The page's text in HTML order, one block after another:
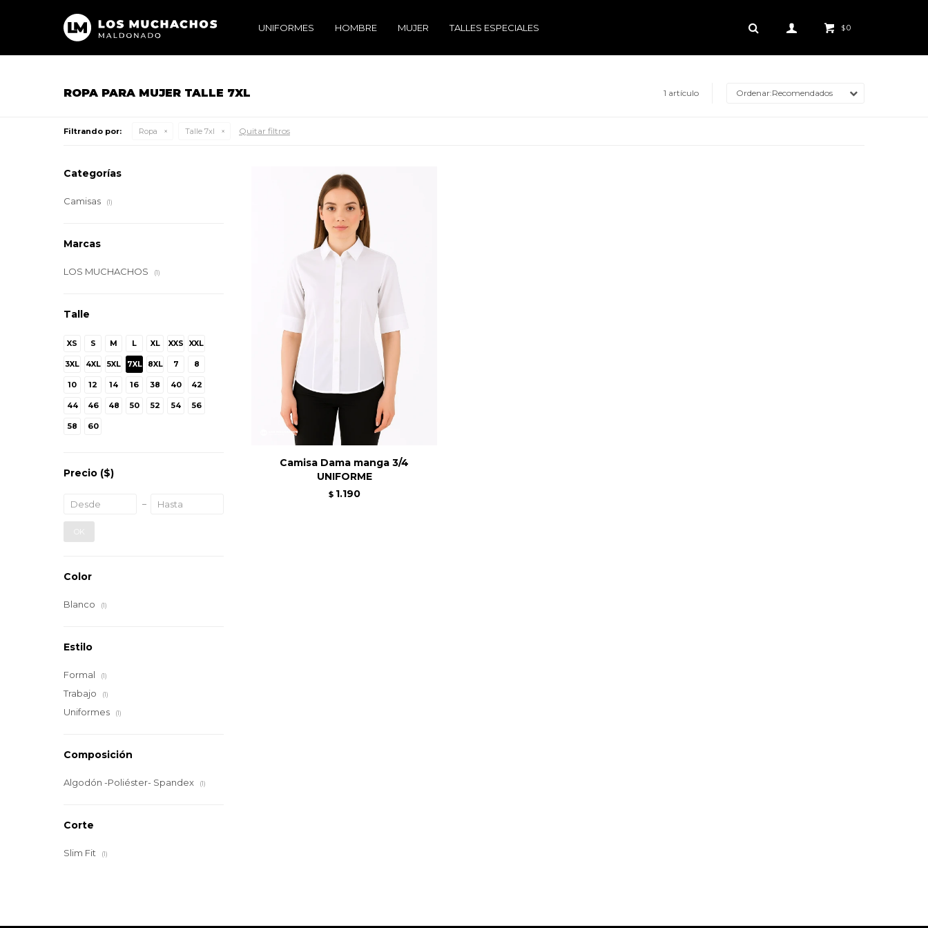
UNIFORMES HOMBRE MUJER TALLES ESPECIALES $0
ROPA PARA MUJER TALLE 7XL 1 artículo Recomendados
Filtrando por: Ropa Talle 7xl Quitar filtros
Camisa Dama manga 3/4
UNIFORME
$ 1.190
Categorías
Camisas (1)
Marcas
LOS MUCHACHOS (1)
Talle
XS S M L XL XXS XXL
3XL 4XL 5XL 7XL 8XL 7 8
10 12 14 16 38 40 42
44 46 48 50 52 54 56
58 60
Precio ($)
OK
Color
Blanco (1)
Estilo
Formal (1)
Trabajo (1)
Uniformes (1)
Composición
Algodón -Poliéster- Spandex (1)
Corte
Slim Fit (1)